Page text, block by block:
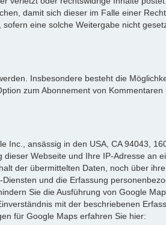
damit sich dieser im Falle einer
eine solche Weitergabe nicht
Insbesondere besteht die
zum Abonnement von Kommentaren
Inc., ansässig in den USA, CA 94043,
Webseite und Ihre IP-Adresse an
der übermittelten Daten, noch über
und die Erfassung
Sie die Ausführung von Google
mit der beschriebenen
für Google Maps erfahren Sie hier: